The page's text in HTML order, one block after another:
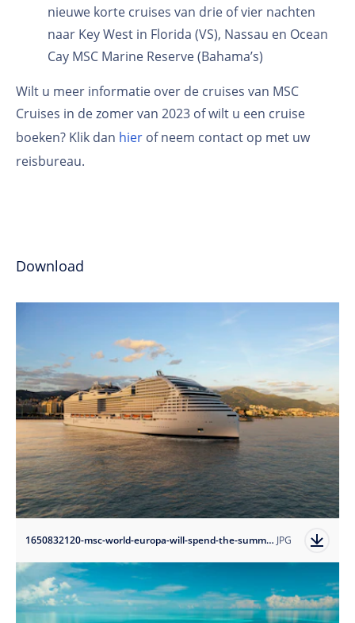
nieuwe korte cruises van drie of vier nachten
naar Key West in Florida (VS), Nassau en Ocean
Cay MSC Marine Reserve (Bahama’s)
Wilt u meer informatie over de cruises van MSC
Cruises in de zomer van 2023 of wilt u een cruise
boeken? Klik dan hier of neem contact op met uw
reisbureau.
Download
1650832120-msc-world-europa-will-spend-the-summer-season-in-the-mediterranean-credit-msc-cruises?auto=format JPG